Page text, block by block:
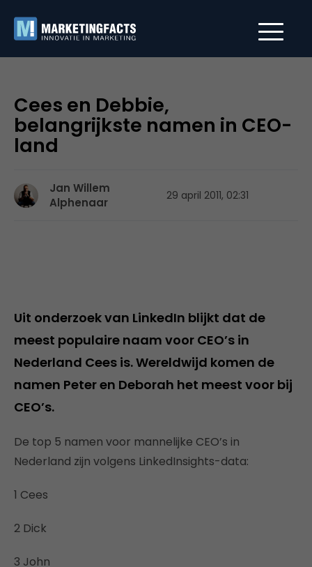
Cees en Debbie,
belangrijkste namen in CEO-
land
Jan Willem
Alphenaar
29 april 2011, 02:31
Uit onderzoek van LinkedIn blijkt dat de
meest populaire naam voor CEO’s in
Nederland Cees is. Wereldwijd komen de
namen Peter en Deborah het meest voor bij
CEO’s.
De top 5 namen voor mannelijke CEO’s in
Nederland zijn volgens LinkedInsights-data:
1 Cees
2 Dick
3 John